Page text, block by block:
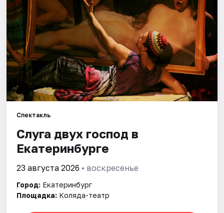
Квесты
Экскурсии
Спорт
События
Площадки
Артисты
Спектакль
Слуга двух господ в
Екатеринбурге
23 августа 2026 • воскресенье
Город: Екатеринбург
Площадка: Коляда-театр